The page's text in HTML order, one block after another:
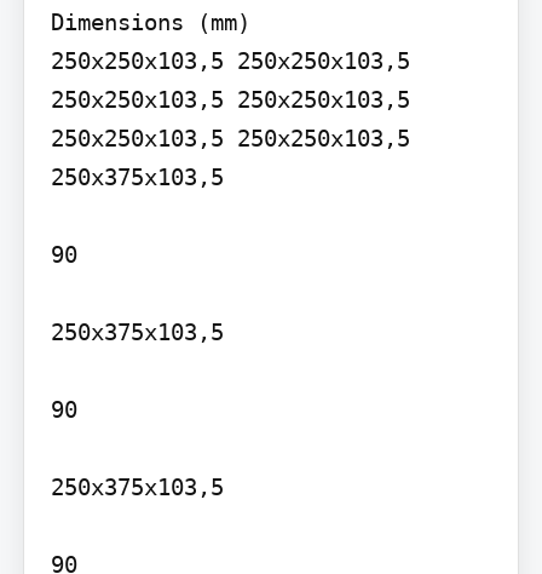
Dimensions (mm)
250x250x103,5 250x250x103,5
250x250x103,5 250x250x103,5
250x250x103,5 250x250x103,5
250x375x103,5
90
250x375x103,5
90
250x375x103,5
90